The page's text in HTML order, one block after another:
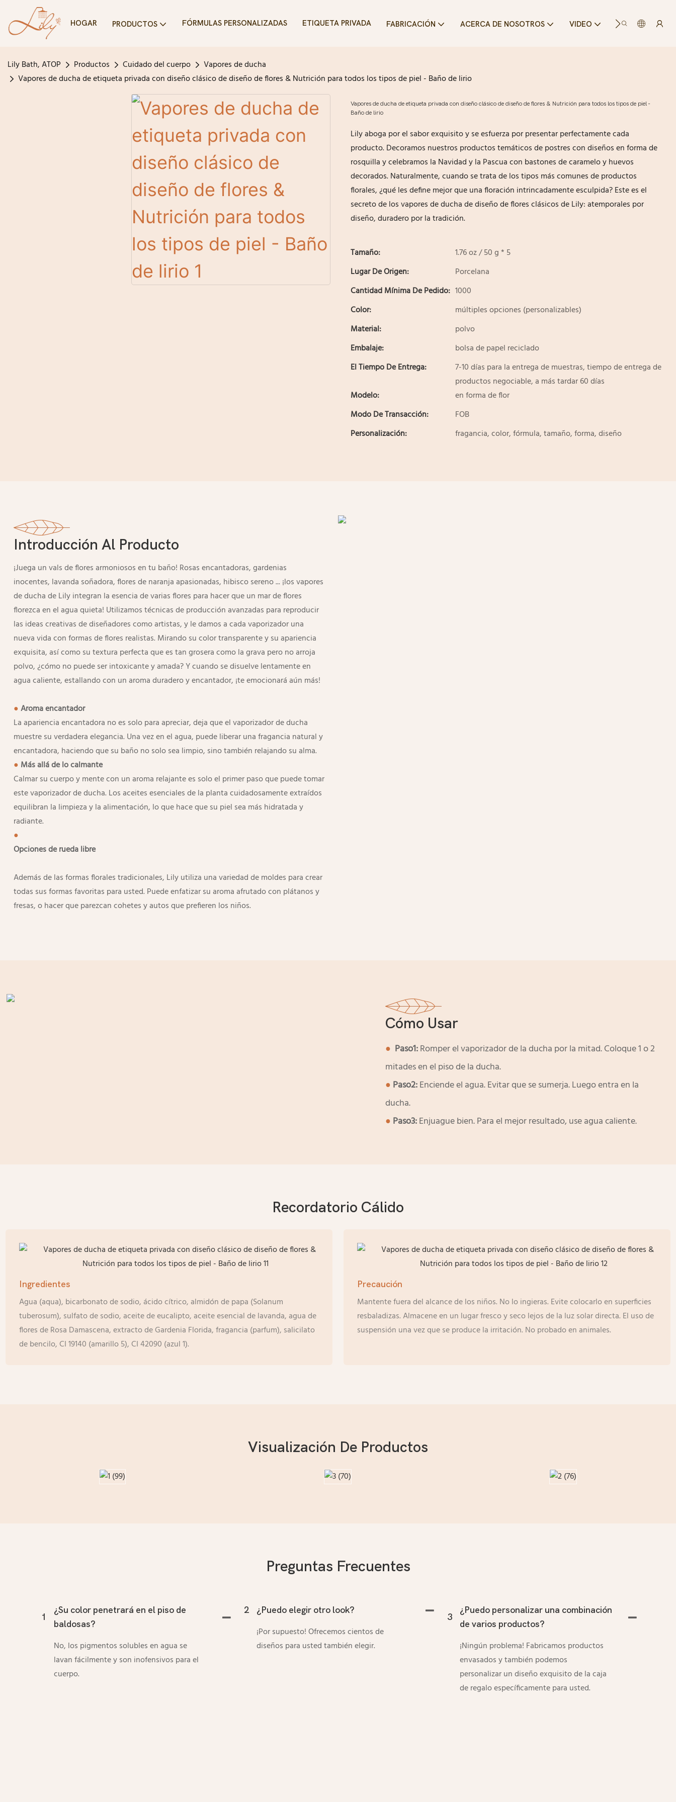
HOGAR PRODUCTOS FÓRMULAS PERSONALIZADAS ETIQUETA PRIVADA FABRICACIÓN ACERCA DE NOSOTROS VIDEO RECURSO
Lily Bath, ATOP Productos Cuidado del cuerpo
Vapores de ducha
Vapores de ducha de etiqueta privada con diseño clásico de diseño de flores & Nutrición para todos los tipos de piel - Baño de lirio
Vapores de ducha de etiqueta privada con diseño clásico de diseño de flores & Nutrición para todos los tipos de piel -
Baño de lirio
Lily aboga por el sabor exquisito y se esfuerza por presentar perfectamente cada
producto. Decoramos nuestros productos temáticos de postres con diseños en forma de
rosquilla y celebramos la Navidad y la Pascua con bastones de caramelo y huevos
decorados. Naturalmente, cuando se trata de los tipos más comunes de productos
florales, ¿qué les define mejor que una floración intrincadamente esculpida? Este es el
secreto de los vapores de ducha de diseño de flores clásicos de Lily: atemporales por
diseño, duradero por la tradición.
Tamaño:
1.76 oz / 50 g * 5
Lugar De Origen:
Porcelana
Cantidad Mínima De Pedido: 1000
Color:
múltiples opciones (personalizables)
Material:
polvo
Embalaje:
bolsa de papel reciclado
El Tiempo De Entrega:
7-10 días para la entrega de muestras, tiempo de entrega de
productos negociable, a más tardar 60 días
Modelo:
en forma de flor
Modo De Transacción:
FOB
Personalización:
fragancia, color, fórmula, tamaño, forma, diseño
Introducción Al Producto
¡Juega un vals de flores armoniosos en tu baño! Rosas encantadoras, gardenias
inocentes, lavanda soñadora, flores de naranja apasionadas, hibisco sereno ... ¡los vapores
de ducha de Lily integran la esencia de varias flores para hacer que un mar de flores
florezca en el agua quieta! Utilizamos técnicas de producción avanzadas para reproducir
las ideas creativas de diseñadores como artistas, y le damos a cada vaporizador una
nueva vida con formas de flores realistas. Mirando su color transparente y su apariencia
exquisita, así como su textura perfecta que es tan grosera como la grava pero no arroja
polvo, ¿cómo no puede ser intoxicante y amada? Y cuando se disuelve lentamente en
agua caliente, estallando con un aroma duradero y encantador, ¡te emocionará aún más!
●Aroma encantador
La apariencia encantadora no es solo para apreciar, deja que el vaporizador de ducha
muestre su verdadera elegancia. Una vez en el agua, puede liberar una fragancia natural y
encantadora, haciendo que su baño no solo sea limpio, sino también relajando su alma.
● Más allá de lo calmante
Calmar su cuerpo y mente con un aroma relajante es solo el primer paso que puede tomar
este vaporizador de ducha. Los aceites esenciales de la planta cuidadosamente extraídos
equilibran la limpieza y la alimentación, lo que hace que su piel sea más hidratada y
radiante.
●
Opciones de rueda libre
Además de las formas florales tradicionales, Lily utiliza una variedad de moldes para crear
todas sus formas favoritas para usted. Puede enfatizar su aroma afrutado con plátanos y
fresas, o hacer que parezcan cohetes y autos que prefieren los niños.
Cómo Usar
● Paso1:Romper el vaporizador de la ducha por la mitad. Coloque 1 o 2
mitades en el piso de la ducha.
● Paso2:Enciende el agua. Evitar que se sumerja. Luego entra en la
ducha.
● Paso3:Enjuague bien. Para el mejor resultado, use agua caliente.
Recordatorio Cálido
Ingredientes
Agua (aqua), bicarbonato de sodio, ácido cítrico, almidón de papa (Solanum
tuberosum), sulfato de sodio, aceite de eucalipto, aceite esencial de lavanda, agua de
flores de Rosa Damascena, extracto de Gardenia Florida, fragancia (parfum), salicilato
de bencilo, CI 19140 (amarillo 5), CI 42090 (azul 1).
Precaución
Mantente fuera del alcance de los niños. No lo ingieras. Evite colocarlo en superficies
resbaladizas. Almacene en un lugar fresco y seco lejos de la luz solar directa. El uso de
suspensión una vez que se produce la irritación. No probado en animales.
Visualización De Productos
Preguntas Frecuentes
1
¿Su color penetrará en el piso de
baldosas?
No, los pigmentos solubles en agua se
lavan fácilmente y son inofensivos para el
cuerpo.
2 ¿Puedo elegir otro look?
¡Por supuesto! Ofrecemos cientos de
diseños para usted también elegir.
3
¿Puedo personalizar una combinación
de varios productos?
¡Ningún problema! Fabricamos productos
envasados ​​y también podemos
personalizar un diseño exquisito de la caja
de regalo específicamente para usted.